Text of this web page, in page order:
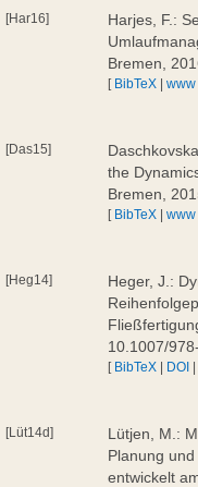
[Har16]
Harjes, F.:
Bremen,
[ BibTeX |www
[Das15]
the
Bremen,
[ BibTeX |www
[Heg14]
Heger, J.:
10.1007/
[ BibTeX | DOI
[Lüt14d]
Lütjen, M.:
Planung
entwickelt